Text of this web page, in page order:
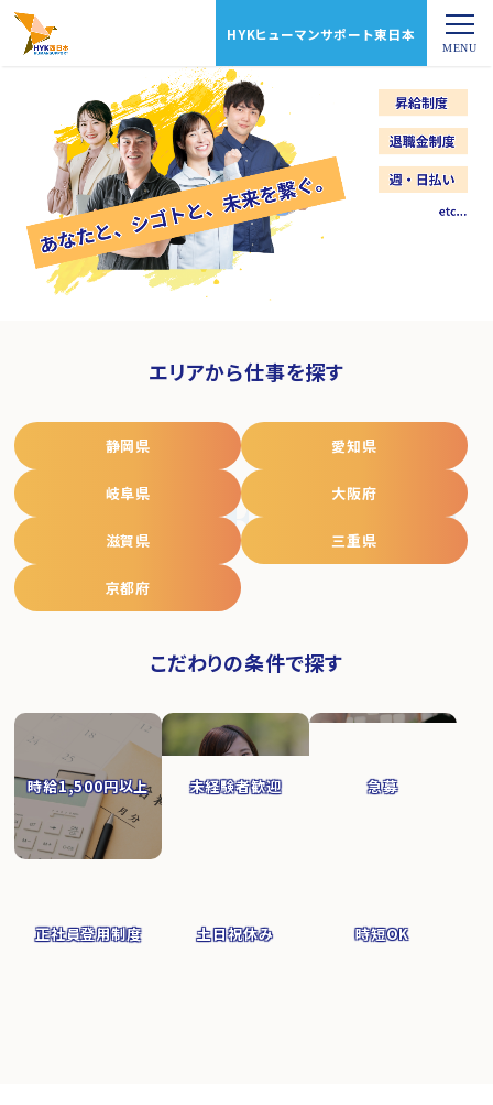
HYKヒューマンサポート東日本
エリアから仕事を探す
JOB SEARCH
静岡県 愛知県
岐阜県 大阪府
滋賀県 三重県
京都府
こだわりの条件で探す
時給1,500円以上 未経験者歓迎 急募
正社員登用制度 土日祝休み 時短OK